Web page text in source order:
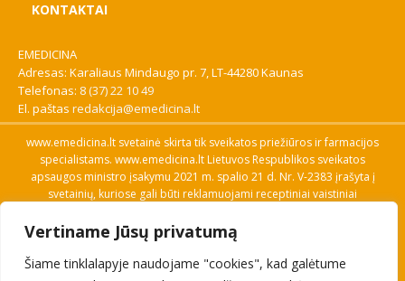
Vertiname Jūsų privatumą
Šiame tinklalapyje naudojame "cookies", kad galėtume
KONTAKTAI
EMEDICINA
Adresas: Karaliaus Mindaugo pr. 7, LT-44280 Kaunas
Telefonas: 8 (37) 22 10 49
El. paštas redakcija@emedicina.lt
www.emedicina.lt svetainė skirta tik sveikatos priežiūros ir farmacijos
specialistams. www.emedicina.lt Lietuvos Respublikos sveikatos
apsaugos ministro įsakymu 2021 m. spalio 21 d. Nr. V-2383 įrašyta į
svetainių, kuriose gali būti reklamuojami receptiniai vaistiniai
savo profesinę kvalifikaciją. Naudingos nuorodos: Vaistų ir medicinos
pagalbos priemonių kainų paieška, VVKT tinklalapis, Sveikatos
priežiūros ar farmacijos specialisto pranešimo apie įtariamą